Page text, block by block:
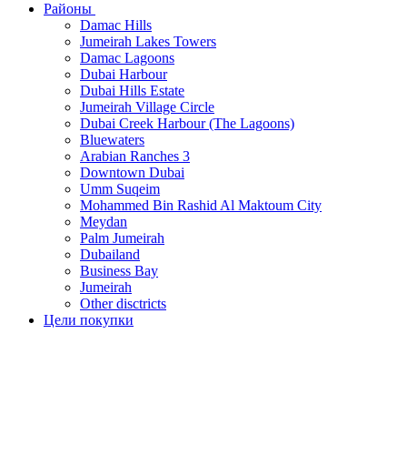
Районы
Damac Hills
Jumeirah Lakes Towers
Damac Lagoons
Dubai Harbour
Dubai Hills Estate
Jumeirah Village Circle
Dubai Creek Harbour (The Lagoons)
Bluewaters
Arabian Ranches 3
Downtown Dubai
Umm Suqeim
Mohammed Bin Rashid Al Maktoum City
Meydan
Palm Jumeirah
Dubailand
Business Bay
Jumeirah
Other disctricts
Цели покупки